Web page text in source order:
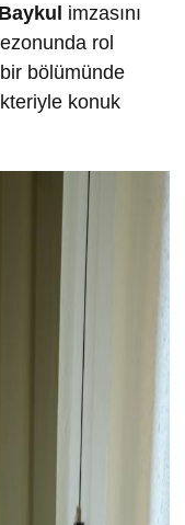
imzasını
rol
bölümünde
konuk